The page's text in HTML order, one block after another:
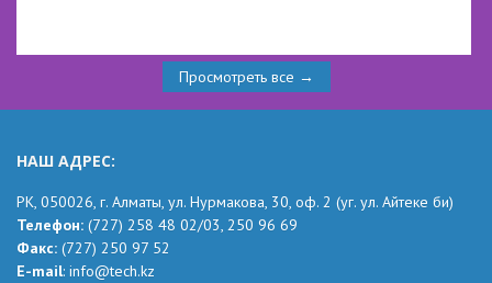
Просмотреть все →
НАШ АДРЕС:
РК, 050026, г. Алматы, ул. Нурмакова, 30, оф. 2 (уг. ул. Айтеке би)
Телефон: (727) 258 48 02/03, 250 96 69
Факс: (727) 250 97 52
Е-mail: info@tech.kz